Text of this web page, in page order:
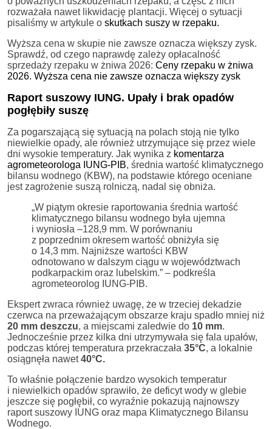
rozważała nawet likwidację plantacji. Więcej o sytuacji
pisaliśmy w artykule o skutkach suszy w rzepaku.
Wyższa cena w skupie nie zawsze oznacza większy zysk.
Sprawdź, od czego naprawdę zależy opłacalność
sprzedaży rzepaku w żniwa 2026: Ceny rzepaku w żniwa
2026. Wyższa cena nie zawsze oznacza większy zysk
Raport suszowy IUNG. Upały i brak opadów
pogłębiły suszę
Za pogarszającą się sytuacją na polach stoją nie tylko
niewielkie opady, ale również utrzymujące się przez wiele
dni wysokie temperatury. Jak wynika z komentarza
agrometeorologa IUNG-PIB, średnia wartość klimatycznego
bilansu wodnego (KBW), na podstawie którego oceniane
jest zagrożenie suszą rolniczą, nadal się obniża.
„W piątym okresie raportowania średnia wartość
klimatycznego bilansu wodnego była ujemna
i wyniosła –128,9 mm. W porównaniu
z poprzednim okresem wartość obniżyła się
o 14,3 mm. Najniższe wartości KBW
odnotowano w dalszym ciągu w województwach
podkarpackim oraz lubelskim.” – podkreśla
agrometeorolog IUNG-PIB.
Ekspert zwraca również uwagę, że w trzeciej dekadzie
czerwca na przeważającym obszarze kraju spadło mniej niż
20 mm deszczu, a miejscami zaledwie do 10 mm.
Jednocześnie przez kilka dni utrzymywała się fala upałów,
podczas której temperatura przekraczała 35°C, a lokalnie
osiągnęła nawet40°C.
To właśnie połączenie bardzo wysokich temperatur
i niewielkich opadów sprawiło, że deficyt wody w glebie
jeszcze się pogłębił, co wyraźnie pokazują najnowszy
raport suszowy IUNG oraz mapa Klimatycznego Bilansu
Wodnego.